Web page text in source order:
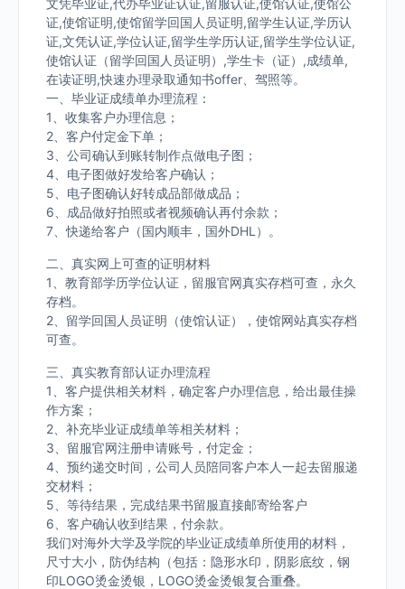
文凭毕业证,代办毕业证认证,留服认证,使馆认证,使馆公
证,使馆证明,使馆留学回国人员证明,留学生认证,学历认
证,文凭认证,学位认证,留学生学历认证,留学生学位认证,
使馆认证（留学回国人员证明）,学生卡（证）,成绩单,
在读证明,快速办理录取通知书offer、驾照等。
一、毕业证成绩单办理流程：
1、收集客户办理信息；
2、客户付定金下单；
3、公司确认到账转制作点做电子图；
4、电子图做好发给客户确认；
5、电子图确认好转成品部做成品；
6、成品做好拍照或者视频确认再付余款；
7、快递给客户（国内顺丰，国外DHL）。
二、真实网上可查的证明材料
1、教育部学历学位认证，留服官网真实存档可查，永久
存档。
2、留学回国人员证明（使馆认证），使馆网站真实存档
可查。
三、真实教育部认证办理流程
1、客户提供相关材料，确定客户办理信息，给出最佳操
作方案；
2、补充毕业证成绩单等相关材料；
3、留服官网注册申请账号，付定金；
4、预约递交时间，公司人员陪同客户本人一起去留服递
交材料；
5、等待结果，完成结果书留服直接邮寄给客户
6、客户确认收到结果，付余款。
我们对海外大学及学院的毕业证成绩单所使用的材料，
尺寸大小，防伪结构（包括：隐形水印，阴影底纹，钢
印LOGO烫金烫银，LOGO烫金烫银复合重叠。